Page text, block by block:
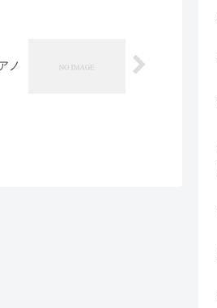
ノ